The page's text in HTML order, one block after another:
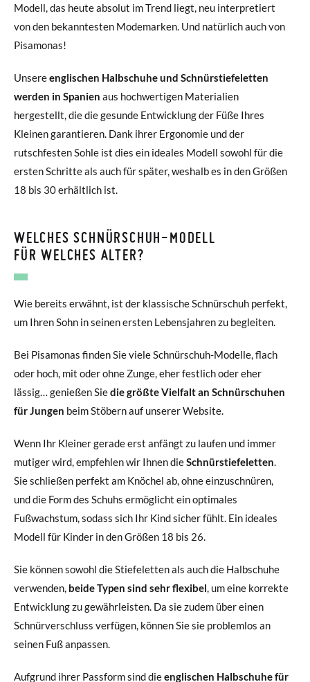
Modell, das heute absolut im Trend liegt, neu interpretiert
von den bekanntesten Modemarken. Und natürlich auch von
Pisamonas!
Unsereenglischen Halbschuhe und Schnürstiefeletten
werden in Spanien aus hochwertigen Materialien
hergestellt, die die gesunde Entwicklung der Füße Ihres
Kleinen garantieren. Dank ihrer Ergonomie und der
rutschfesten Sohle ist dies ein ideales Modell sowohl für die
ersten Schritte als auch für später, weshalb es in den Größen
18 bis 30 erhältlich ist.
WELCHES SCHNÜRSCHUH-MODELL
FÜR WELCHES ALTER?
Wie bereits erwähnt, ist der klassische Schnürschuh perfekt,
um Ihren Sohn in seinen ersten Lebensjahren zu begleiten.
Bei Pisamonas finden Sie viele Schnürschuh-Modelle, flach
oder hoch, mit oder ohne Zunge, eher festlich oder eher
lässig… genießen Siedie größte Vielfalt an Schnürschuhen
für Jungen beim Stöbern auf unserer Website.
Wenn Ihr Kleiner gerade erst anfängt zu laufen und immer
mutiger wird, empfehlen wir Ihnen dieSchnürstiefeletten
Sie schließen perfekt am Knöchel ab, ohne einzuschnüren,
und die Form des Schuhs ermöglicht ein optimales
Fußwachstum, sodass sich Ihr Kind sicher fühlt. Ein ideales
Modell für Kinder in den Größen 18 bis 26.
Sie können sowohl die Stiefeletten als auch die Halbschuhe
verwenden, beide Typen sind sehr flexibel , um eine korrekte
Entwicklung zu gewährleisten. Da sie zudem über einen
Schnürverschluss verfügen, können Sie sie problemlos an
seinen Fuß anpassen.
Aufgrund ihrer Passform sind dieenglischen Halbschuhe für